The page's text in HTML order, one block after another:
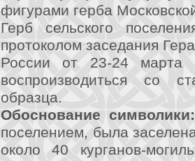
фигурами герба
Герб сельского
протоколом заседания
России от 23-24
воспроизводиться со
образца.
Обоснование символики:
поселением, была
около 40 курганов-